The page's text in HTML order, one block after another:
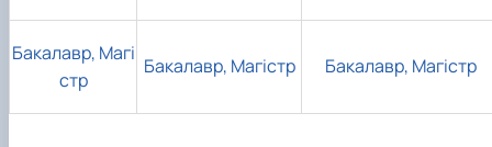
Бакалавр, Магі
стр
Бакалавр, Магістр Бакалавр, Магістр